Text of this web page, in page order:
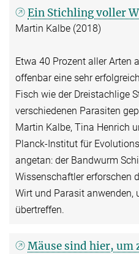
Ein Stichling voller
Martin Kalbe (2018)
Etwa 40 Prozent aller Arten
offenbar eine sehr
Fisch wie der Dreistachlige
verschiedenen Parasiten
Martin Kalbe, Tina Henrich
Planck-Institut für
angetan: der Bandwurm
Wissenschaftler erforschen
Wirt und Parasit anwenden,
übertreffen.
Mäuse sind hier, um